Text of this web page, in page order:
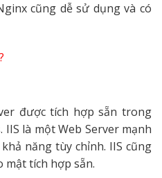
cũng dễ sử dụng và có
được tích hợp sẵn trong
IIS là một Web Server mạnh
năng tùy chỉnh. IIS cũng
mật tích hợp sẵn.